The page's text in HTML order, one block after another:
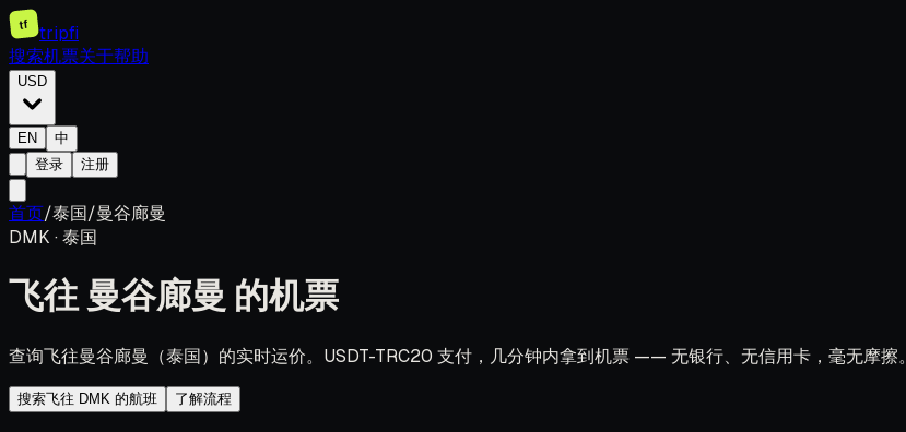
tf
tripfi
搜索机票关于帮助
USD
EN
中
登录
注册
首页/泰国/曼谷廊曼
DMK ·泰国
飞往曼谷廊曼 的机票
查询飞往曼谷廊曼（泰国）的实时运价。USDT-TRC20 支付，几分钟内拿到机票 —— 无银行、无信用卡，毫无摩擦。
搜索飞往 DMK 的航班 了解流程